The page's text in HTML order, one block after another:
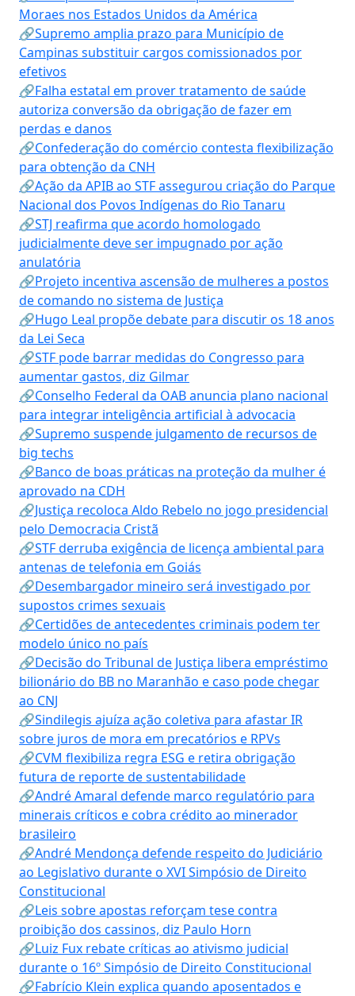
Moraes nos Estados Unidos da América
🔗Supremo amplia prazo para Município de
Campinas substituir cargos comissionados por
efetivos
🔗Falha estatal em prover tratamento de saúde
autoriza conversão da obrigação de fazer em
perdas e danos
🔗Confederação do comércio contesta flexibilização
para obtenção da CNH
🔗Ação da APIB ao STF assegurou criação do Parque
Nacional dos Povos Indígenas do Rio Tanaru
🔗STJ reafirma que acordo homologado
judicialmente deve ser impugnado por ação
anulatória
🔗Projeto incentiva ascensão de mulheres a postos
de comando no sistema de Justiça
🔗Hugo Leal propõe debate para discutir os 18 anos
da Lei Seca
🔗STF pode barrar medidas do Congresso para
aumentar gastos, diz Gilmar
🔗Conselho Federal da OAB anuncia plano nacional
para integrar inteligência artificial à advocacia
🔗Supremo suspende julgamento de recursos de
big techs
🔗Banco de boas práticas na proteção da mulher é
aprovado na CDH
🔗Justiça recoloca Aldo Rebelo no jogo presidencial
pelo Democracia Cristã
🔗STF derruba exigência de licença ambiental para
antenas de telefonia em Goiás
🔗Desembargador mineiro será investigado por
supostos crimes sexuais
🔗Certidões de antecedentes criminais podem ter
modelo único no país
🔗Decisão do Tribunal de Justiça libera empréstimo
bilionário do BB no Maranhão e caso pode chegar
ao CNJ
🔗Sindilegis ajuíza ação coletiva para afastar IR
sobre juros de mora em precatórios e RPVs
🔗CVM flexibiliza regra ESG e retira obrigação
futura de reporte de sustentabilidade
🔗André Amaral defende marco regulatório para
minerais críticos e cobra crédito ao minerador
brasileiro
🔗André Mendonça defende respeito do Judiciário
ao Legislativo durante o XVI Simpósio de Direito
Constitucional
🔗Leis sobre apostas reforçam tese contra
proibição dos cassinos, diz Paulo Horn
🔗Luiz Fux rebate críticas ao ativismo judicial
durante o 16º Simpósio de Direito Constitucional
🔗Fabrício Klein explica quando aposentados e